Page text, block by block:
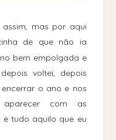
mas por aqui
de que não ia
bem empolgada e
voltei, depois
o ano e nos
com as
tudo aquilo que eu